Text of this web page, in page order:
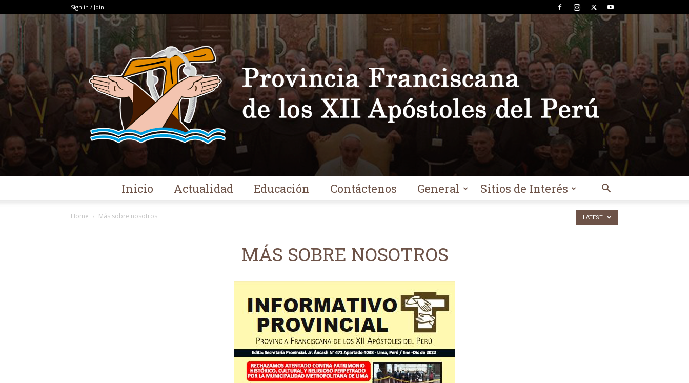
Sign in / Join
Inicio Actualidad Educación Contáctenos General Sitios de Interés
Home Más sobre nosotros
MÁS SOBRE NOSOTROS
LATEST